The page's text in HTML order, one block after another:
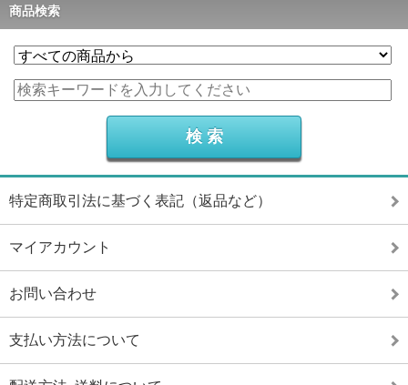
商品検索
特定商取引法に基づく表記（返品など）
マイアカウント
お問い合わせ
支払い方法について